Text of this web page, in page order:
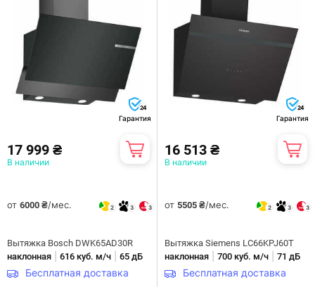
24
Гарантия
17 999 ₴
В наличии
от 6000 ₴/мес. 2 3 3
Вытяжка Bosch DWK65AD30R
наклонная
616 куб. м/ч 65 дБ
Бесплатная доставка
24
Гарантия
16 513 ₴
В наличии
от 5505 ₴/мес. 2 3 3
Вытяжка Siemens LC66KPJ60T
наклонная
700 куб. м/ч 71 дБ
Бесплатная доставка